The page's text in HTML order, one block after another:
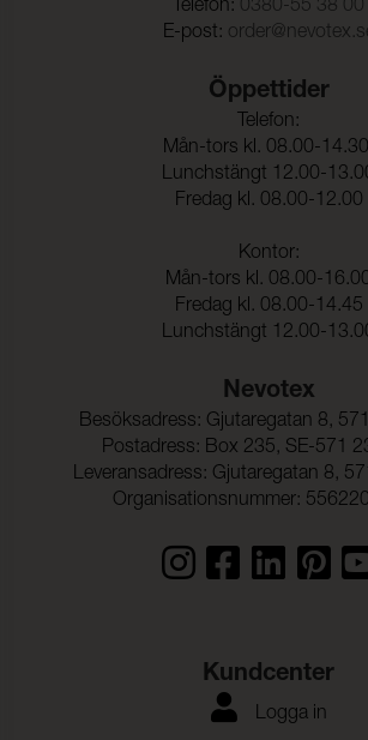
3,0 mm (ISO
Dragbrottsgräns Varp: 2100 N (ISO
Dragbrottsgräns Väft: 850 N (ISO
40 N (ISO
Dimensionsändring Varp: - 0,4 % (ISO
vattentvätt:
Färgändring: 4
Färghärdighet mot
ISO 105-D01
5
Telefon: 0380-55 38 00
E-post:
Öppettider
Telefon:
Mån-tors kl. 08.00-14.30
Lunchstängt 12.00-
Fredag kl. 08.00-12.00
Kontor:
Mån-tors kl. 08.00-
Fredag kl. 08.00-14.45
Lunchstängt 12.00-
Nevotex
Besöksadress: Gjutaregatan 8,
Postadress: Box 235, SE-571
Leveransadress: Gjutaregatan 8,
Organisationsnummer:
Kundcenter
Logga in